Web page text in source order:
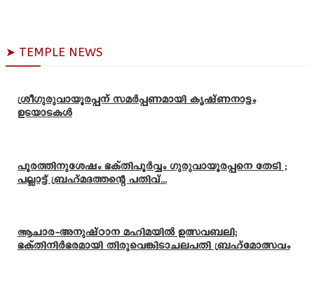
➤ TEMPLE NEWS
ശ്രീഗുരുവായൂരപ്പന് സമർപ്പണമായി കൃഷ്ണനാട്ടം
ഉടയാടകൾ
പൂരത്തിനുശേഷം ഭക്തിപൂർവ്വം ഗുരുവായൂരപ്പനെ തേടി ;
പല്ലാട്ട് ബ്രഹ്മദത്തന്റെ പതിവ്...
ആചാര-അനുഷ്ഠാന മഹിമയിൽ ഉത്സവബലി;
ഭക്തിനിർഭരമായി തിരുവെങ്കിടാചലപതി ബ്രഹ്മോത്സവം